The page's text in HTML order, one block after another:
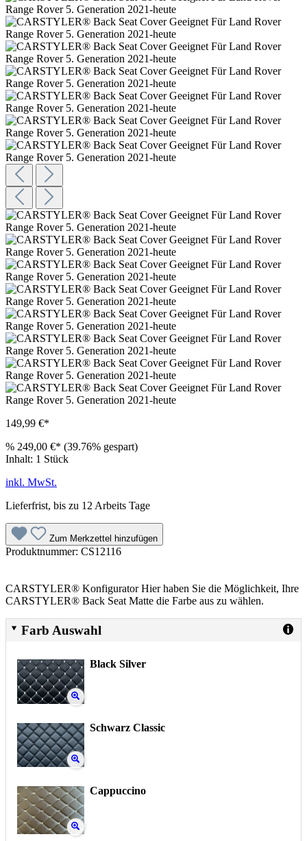
149,99 €*
% 249,00 €* (39.76% gespart)
Inhalt: 1 Stück
inkl. MwSt.
Lieferfrist, bis zu 12 Arbeits Tage
Zum Merkzettel hinzufügen
Produktnummer: CS12116
CARSTYLER® Konfigurator Hier haben Sie die Möglichkeit, Ihre
CARSTYLER® Back Seat Matte die Farbe aus zu wählen.
Farb Auswahl
Black Silver
Schwarz Classic
Cappuccino